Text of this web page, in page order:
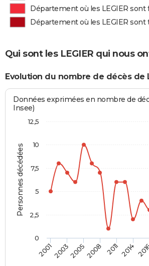
Département où les LEGIER
Département où les LEGIER
Qui sont les LEGIER qui nous
Evolution du nombre de décès de
Personnes décédées
Données exprimées en nombre de
Insee)
2001200320052008 2011 2014
0
2,5
5
7,5
10
12,5